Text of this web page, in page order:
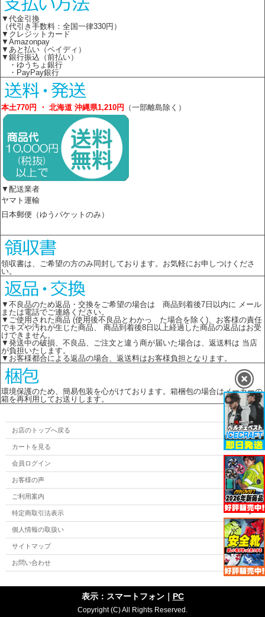
▼代金引換
（代引き手数料：全国一律330円）
▼クレジットカード
▼Amazonpay
▼あと払い（ペイディ）
▼銀行振込（前払い）
・ゆうちょ銀行
・PayPay銀行
本土770円 ・ 北海道 沖縄県1,210円 （一部離島除く）
▼配送業者
ヤマト運輸
日本郵便（ゆうパケットのみ）
領収書は、ご希望の方のみ同封しております。お気軽にお申しつけくださ
い。
▼不良品のため返品・交換をご希望の場合は 商品到着後7日以内に メール
または電話でご連絡ください。
▼ご使用された商品 (使用後不良品とわかっ た場合を除く)、お客様の責任
でキズや汚れが生じた商品、 商品到着後8日以上経過した商品の返品はお受
けできません。
▼発送中の破損、不良品、ご注文と違う商が届いた場合は、返送料は 当店
が負担いたします。
▼お客様都合による返品の場合、返送料はお客様負担となります。
環境保護のため、簡易包装を心がけております。箱梱包の場合はメーカーの
箱を再利用してお送りします。
お店のトップへ戻る
カートを見る
会員ログイン
お客様の声
ご利用案内
特定商取引法表示
個人情報の取扱い
サイトマップ
お問い合わせ
表示：スマートフォン｜ PC
Copyright (C) All Rights Reserved.